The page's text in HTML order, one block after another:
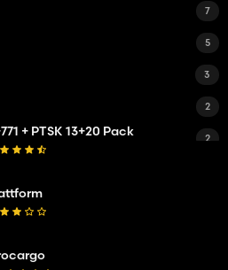
7
5
3
2
2
+ PTSK 13+20 Pack